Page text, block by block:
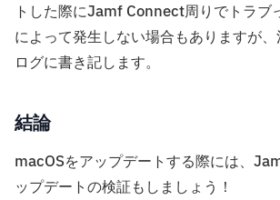
トした際にJamf Connect周りでトラブ
によって発生しない場合もありますが
ログに書き記します。
結論
macOSをアップデートする際には、
ップデートの検証もしましょう！